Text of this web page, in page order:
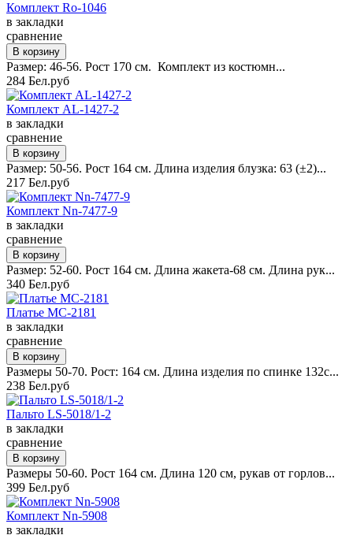
Комплект Ro-1046
в закладки
сравнение
Размер: 46-56. Рост 170 см. Комплект из костюмн...
284 Бел.руб
Комплект AL-1427-2
в закладки
сравнение
Размер: 50-56. Рост 164 см. Длина изделия блузка: 63 (±2)...
217 Бел.руб
Комплект Nn-7477-9
в закладки
сравнение
Размер: 52-60. Рост 164 см. Длина жакета-68 см. Длина рук...
340 Бел.руб
Платье MC-2181
в закладки
сравнение
Размеры 50-70. Рост: 164 см. Длина изделия по спинке 132с...
238 Бел.руб
Пальто LS-5018/1-2
в закладки
сравнение
Размеры 50-60. Рост 164 см. Длина 120 см, рукав от горлов...
399 Бел.руб
Комплект Nn-5908
в закладки